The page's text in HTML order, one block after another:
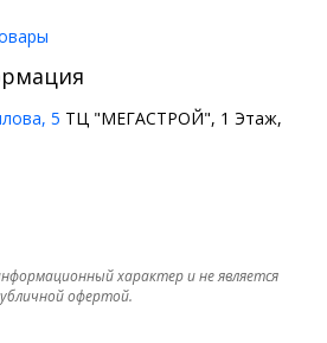
5 ТЦ "МЕГАСТРОЙ", 1 Этаж,
характер и не является
офертой.